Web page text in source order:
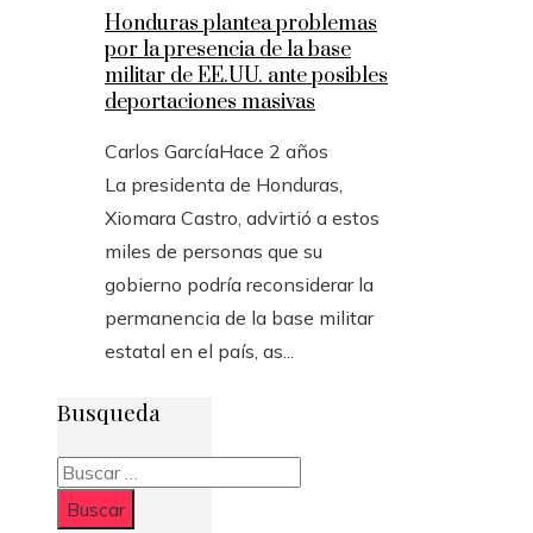
Honduras plantea problemas
por la presencia de la base
militar de EE.UU. ante posibles
deportaciones masivas
Carlos GarcíaHace 2 años
La presidenta de Honduras,
Xiomara Castro, advirtió a estos
miles de personas que su
gobierno podría reconsiderar la
permanencia de la base militar
estatal en el país, as...
Busqueda
Buscar: